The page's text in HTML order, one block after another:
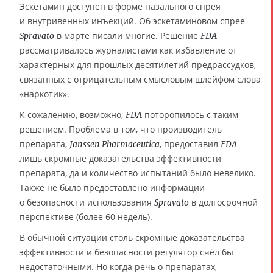
Эскетамин доступен в форме назального спрея
и внутривенных инъекций. Об эскетаминовом спрее
Spravato в марте писали многие. Решение FDA
рассматривалось журналистами как избавление от
характерных для прошлых десятилетий предрассудков,
связанных с отрицательным смысловым шлейфом слова
«наркотик».
К сожалению, возможно, FDA поторопилось с таким
решением. Проблема в том, что производитель
препарата, Janssen Pharmaceutica, предоставил FDA
лишь скромные доказательства эффективности
препарата, да и количество испытаний было невелико.
Также не было предоставлено информации
о безопасности использования Spravato в долгосрочной
перспективе (более 60 недель).
В обычной ситуации столь скромные доказательства
эффективности и безопасности регулятор счёл бы
недостаточными. Но когда речь о препаратах,